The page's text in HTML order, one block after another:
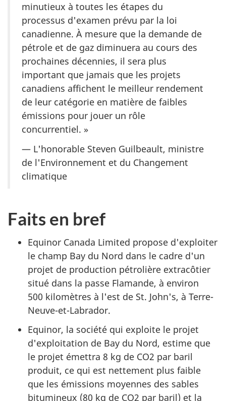
minutieux à toutes les étapes du
processus d'examen prévu par la loi
canadienne. À mesure que la demande de
pétrole et de gaz diminuera au cours des
prochaines décennies, il sera plus
important que jamais que les projets
canadiens affichent le meilleur rendement
de leur catégorie en matière de faibles
émissions pour jouer un rôle
concurrentiel. »
— L'honorable Steven Guilbeault, ministre
de l'Environnement et du Changement
climatique
Faits en bref
Equinor Canada Limited propose d'exploiter
le champ Bay du Nord dans le cadre d'un
projet de production pétrolière extracôtier
situé dans la passe Flamande, à environ
500 kilomètres à l'est de St. John's, à Terre-
Neuve-et-Labrador.
Equinor, la société qui exploite le projet
d'exploitation de Bay du Nord, estime que
le projet émettra 8 kg de CO2 par baril
produit, ce qui est nettement plus faible
que les émissions moyennes des sables
bitumineux (80 kg de CO2 par baril) et la